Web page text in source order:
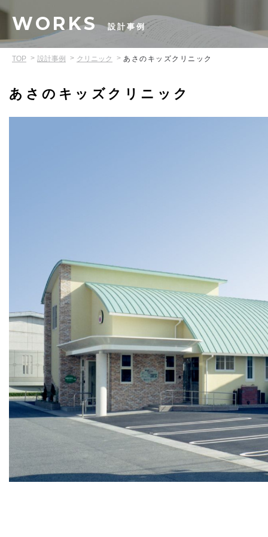
WORKS 設計事例
TOP 設計事例 クリニック あさのキッズクリニック
あさのキッズクリニック